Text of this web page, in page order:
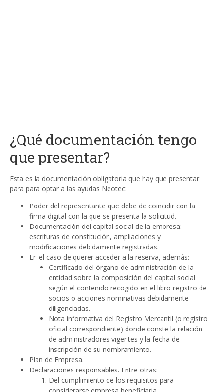
¿Qué documentación tengo
que presentar?
Esta es la documentación obligatoria que hay que presentar
para para optar a las ayudas Neotec:
Poder del representante que debe de coincidir con la
firma digital con la que se presenta la solicitud.
Documentación del capital social de la empresa:
escrituras de constitución, ampliaciones y
modificaciones debidamente registradas.
En el caso de querer acceder a la reserva, además:
Certificado del órgano de administración de la
entidad sobre la composición del capital social
según el contenido recogido en el libro registro de
socios o acciones nominativas debidamente
diligenciadas.
Nota informativa del Registro Mercantil (o registro
oficial correspondiente) donde conste la relación
de administradores vigentes y la fecha de
inscripción de su nombramiento.
Plan de Empresa.
Declaraciones responsables. Entre otras:
Del cumplimiento de los requisitos para